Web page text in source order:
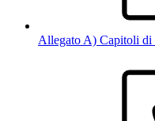
Allegato A) Capitoli di